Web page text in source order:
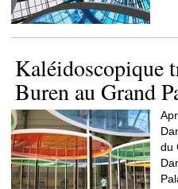
Kaléidoscopique
Buren au Grand
du